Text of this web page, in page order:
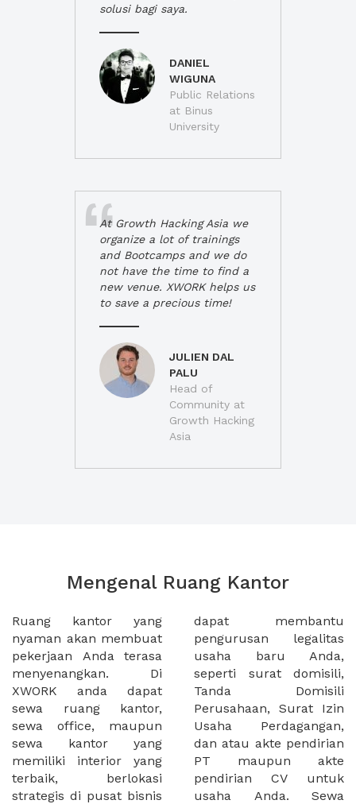
solusi bagi saya.
DANIEL
WIGUNA
Public Relations
at Binus
University
At Growth Hacking Asia we
organize a lot of trainings
and Bootcamps and we do
not have the time to find a
new venue. XWORK helps us
to save a precious time!
JULIEN DAL
PALU
Head of
Community at
Growth Hacking
Asia
Mengenal Ruang Kantor
Ruang kantor yang
nyaman akan membuat
pekerjaan Anda terasa
menyenangkan. Di
XWORK anda dapat
sewa ruang kantor,
sewa office, maupun
sewa kantor yang
memiliki interior yang
terbaik, berlokasi
strategis di pusat bisnis
dapat membantu
pengurusan legalitas
usaha baru Anda,
seperti surat domisili,
Tanda Domisili
Perusahaan, Surat Izin
Usaha Perdagangan,
dan atau akte pendirian
PT maupun akte
pendirian CV untuk
usaha Anda. Sewa